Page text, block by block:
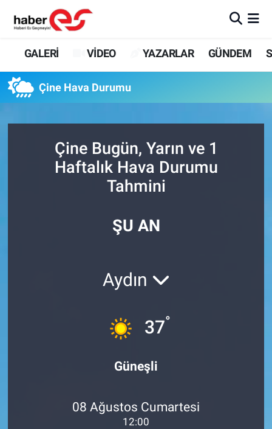
GALERİ VİDEO YAZARLAR GÜNDEM
Çine Hava Durumu
Çine Bugün, Yarın ve 1
Haftalık Hava Durumu
Tahmini
ŞU AN
Aydın
37°
Güneşli
08 Ağustos Cumartesi
12:00
GALERİ
GÜNDEM
SİYASET
Eskişehir Nöbetçi Eczaneler
Süper Lig Puan Durumu ve Fikstür
Tüm Manşetler